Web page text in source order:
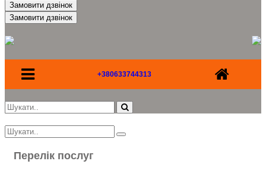
Замовити дзвінок
+380633744313
Перелік послуг